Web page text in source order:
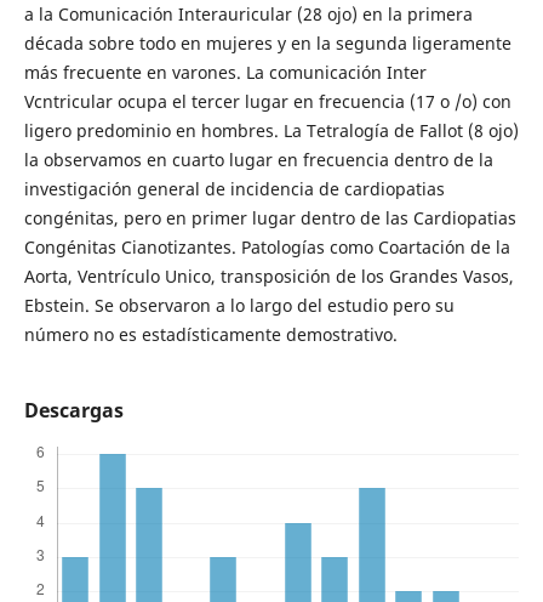
a la Comunicación Interauricular (28 ojo) en la primera
década sobre todo en mujeres y en la segunda ligeramente
más frecuente en varones. La comunicación Inter
Vcntricular ocupa el tercer lugar en frecuencia (17 o /o) con
ligero predominio en hombres. La Tetralogía de Fallot (8 ojo)
la observamos en cuarto lugar en frecuencia dentro de la
investigación general de incidencia de cardiopatias
congénitas, pero en primer lugar dentro de las Cardiopatias
Congénitas Cianotizantes. Patologías como Coartación de la
Aorta, Ventrículo Unico, transposición de los Grandes Vasos,
Ebstein. Se observaron a lo largo del estudio pero su
número no es estadísticamente demostrativo.
Descargas